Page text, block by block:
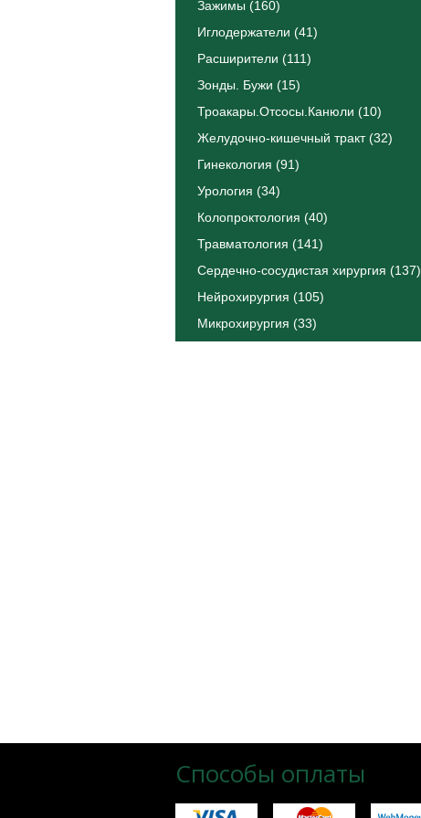
Зажимы (160)
Иглодержатели (41)
Расширители (111)
Зонды. Бужи (15)
Троакары.Отсосы.Канюли (10)
Желудочно-кишечный тракт (32)
Гинекология (91)
Урология (34)
Колопроктология (40)
Травматология (141)
Сердечно-сосудистая хирургия (137)
Нейрохирургия (105)
Микрохирургия (33)
Способы оплаты